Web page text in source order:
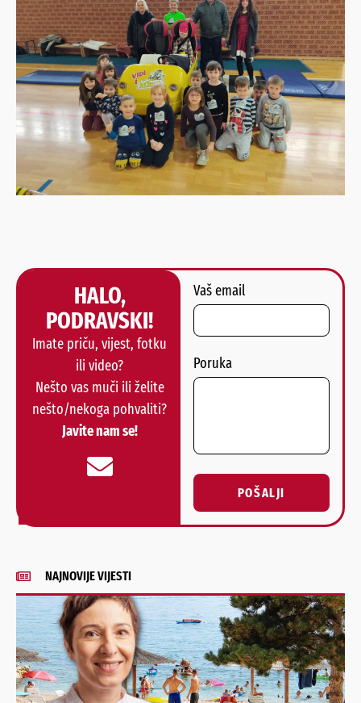
HALO,
PODRAVSKI!
Imate priču, vijest, fotku
ili video?
Nešto vas muči ili želite
nešto/nekoga pohvaliti?
Javite nam se!
Vaš email
Poruka
POŠALJI
Alternative:
NAJNOVIJE VIJESTI